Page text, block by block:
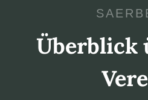
Überblick